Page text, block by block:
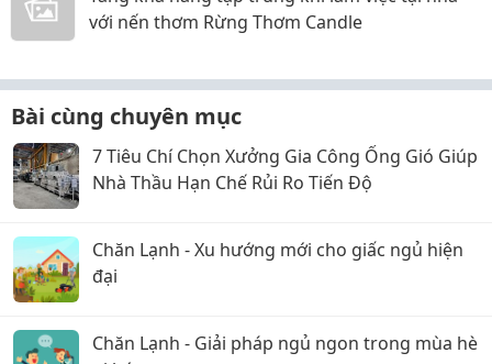
với nến thơm Rừng Thơm Candle
Bài cùng chuyên mục
7 Tiêu Chí Chọn Xưởng Gia Công Ống Gió Giúp
Nhà Thầu Hạn Chế Rủi Ro Tiến Độ
Chăn Lạnh - Xu hướng mới cho giấc ngủ hiện
đại
Chăn Lạnh - Giải pháp ngủ ngon trong mùa hè